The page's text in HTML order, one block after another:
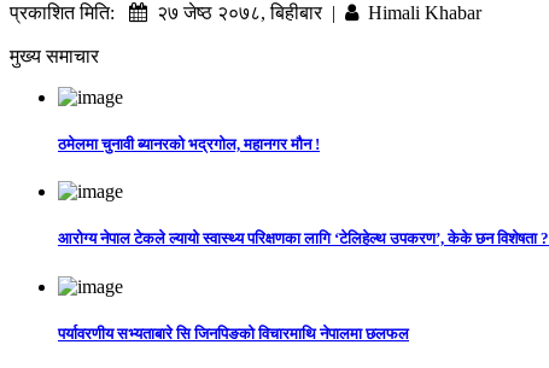
प्रकाशित मिति:
२७ जेष्ठ २०७८, बिहीबार | Himali Khabar
मुख्य समाचार
ठमेलमा चुनावी ब्यानरको भद्रगोल, महानगर मौन !
आरोग्य नेपाल टेकले ल्यायो स्वास्थ्य परिक्षणका लागि ‘टेलिहेल्थ उपकरण’, केके छन विशेषता ?
पर्यावरणीय सभ्यताबारे सि जिनपिङको विचारमाथि नेपालमा छलफल